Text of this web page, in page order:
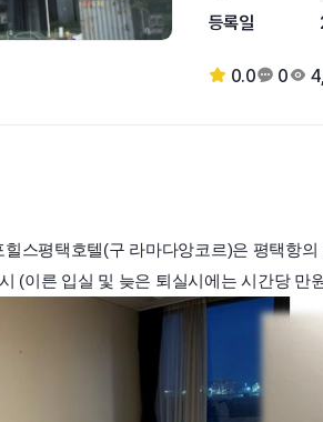
등록일
0.0 0
힐스평택호텔(구 라마다앙코르)은 평택항
(이른 입실 및 늦은 퇴실시에는 시간당 만